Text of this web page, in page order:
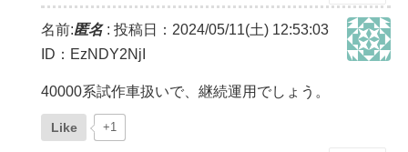
名前:匿名: 投稿日：2024/05/11(土) 12:53:03
ID：EzNDY2NjI
40000系試作車扱いで、継続運用でしょう。
Like +1